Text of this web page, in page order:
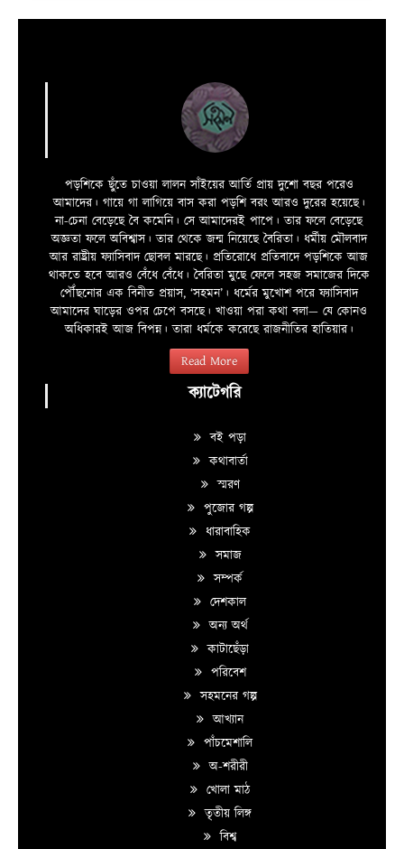
পড়শিকে ছুঁতে চাওয়া লালন সাঁইয়ের আর্তি প্রায় দুশো বছর পরেও
আমাদের। গায়ে গা লাগিয়ে বাস করা পড়শি বরং আরও দুরের হয়েছে।
না-চেনা বেড়েছে বৈ কমেনি। সে আমাদেরই পাপে। তার ফলে বেড়েছে
অজ্ঞতা ফলে অবিশ্বাস। তার থেকে জন্ম নিয়েছে বৈরিতা। ধর্মীয় মৌলবাদ
আর রাষ্ট্রীয় ফ্যাসিবাদ ছোবল মারছে। প্রতিরোধে প্রতিবাদে পড়শিকে আজ
থাকতে হবে আরও বেঁধে বেঁধে। বৈরিতা মুছে ফেলে সহজ সমাজের দিকে
পৌঁছনোর এক বিনীত প্রয়াস, ‘সহমন’। ধর্মের মুখোশ পরে ফ্যাসিবাদ
আমাদের ঘাড়ের ওপর চেপে বসছে। খাওয়া পরা কথা বলা—­­ যে কোনও
অধিকারই আজ বিপন্ন। তারা ধর্মকে করেছে রাজনীতির হাতিয়ার।
Read More
ক্যাটেগরি
বই পড়া
কথাবার্তা
স্মরণ
পুজোর গল্প
ধারাবাহিক
সমাজ
সম্পর্ক
দেশকাল
অন্য অর্থ
কাটাছেঁড়া
পরিবেশ
সহমনের গল্প
আখ্যান
পাঁচমেশালি
অ-শরীরী
খোলা মাঠ
তৃতীয় লিঙ্গ
বিশ্ব